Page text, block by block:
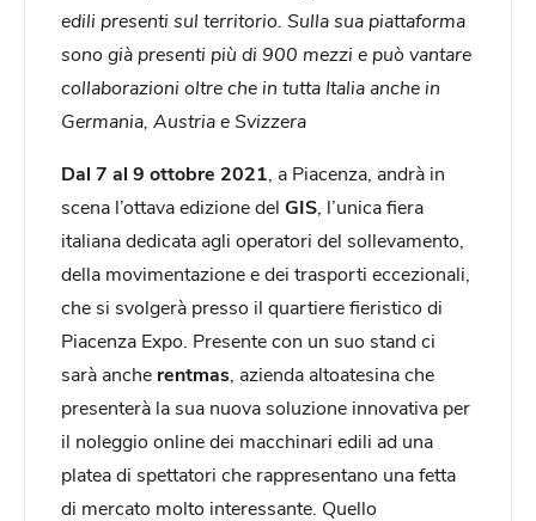
edili presenti sul territorio. Sulla sua piattaforma
sono già presenti più di 900 mezzi e può vantare
collaborazioni oltre che in tutta Italia anche in
Germania, Austria e Svizzera
Dal 7 al 9 ottobre 2021 , a Piacenza, andrà in
scena l’ottava edizione del GIS , l’unica fiera
italiana dedicata agli operatori del sollevamento,
della movimentazione e dei trasporti eccezionali,
che si svolgerà presso il quartiere fieristico di
Piacenza Expo. Presente con un suo stand ci
sarà anche rentmas , azienda altoatesina che
presenterà la sua nuova soluzione innovativa per
il noleggio online dei macchinari edili ad una
platea di spettatori che rappresentano una fetta
di mercato molto interessante. Quello